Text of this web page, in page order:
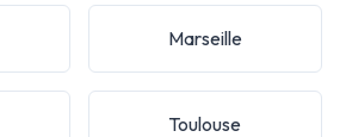
Marseille
Toulouse